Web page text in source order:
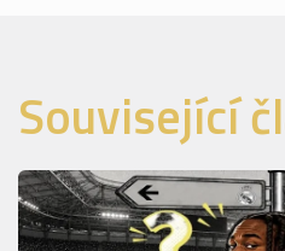
Související